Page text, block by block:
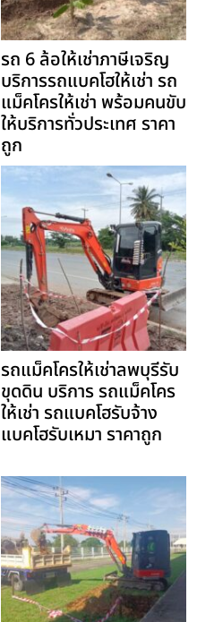
รถ 6 ล้อให้เช่าภาษีเจริญ
บริการรถแบคโฮให้เช่า รถ
แม็คโครให้เช่า พร้อมคนขับ
ให้บริการทั่วประเทศ ราคา
ถูก
รถแม็คโครให้เช่าลพบุรีรับ
ขุดดิน บริการ รถแม็คโคร
ให้เช่า รถแบคโฮรับจ้าง
แบคโฮรับเหมา ราคาถูก